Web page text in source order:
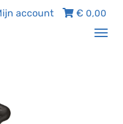
€ 0,00
account